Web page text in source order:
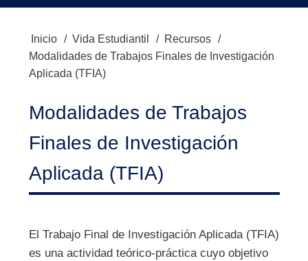
Principal
Ruta
de
Inicio Vida Estudiantil
Recursos
Modalidades de Trabajos Finales de Investigación
Aplicada (TFIA)
Modalidades de Trabajos
Finales de Investigación
Aplicada (TFIA)
Contenido
El Trabajo Final de Investigación Aplicada (TFIA)
es una actividad teórico-práctica cuyo objetivo